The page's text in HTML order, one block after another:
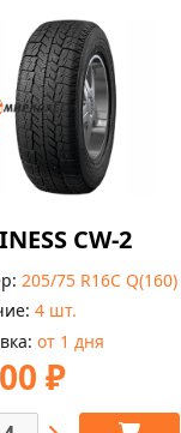
CW-2
205/75 R16C Q(160)
4 шт.
от 1 дня
₽